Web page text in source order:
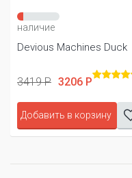
наличие
Devious Machines Duck
3419 Р 3206 Р
Добавить в корзину